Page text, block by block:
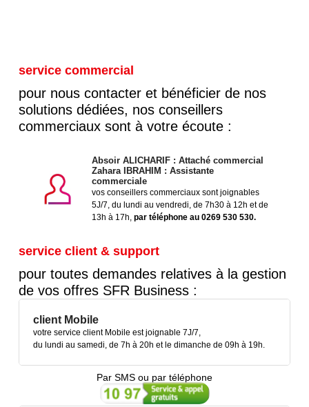
service commercial
pour nous contacter et bénéficier de nos
solutions dédiées, nos conseillers
commerciaux sont à votre écoute :
Absoir ALICHARIF : Attaché commercial
Zahara IBRAHIM : Assistante
commerciale
vos conseillers commerciaux sont joignables
5J/7, du lundi au vendredi, de 7h30 à 12h et de
13h à 17h, par téléphone au 0269 530 530.
service client & support
pour toutes demandes relatives à la gestion
de vos offres SFR Business :
client Mobile
votre service client Mobile est joignable 7J/7,
du lundi au samedi, de 7h à 20h et le dimanche de 09h à 19h.
Par SMS ou par téléphone